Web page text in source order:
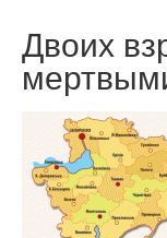
Двоих